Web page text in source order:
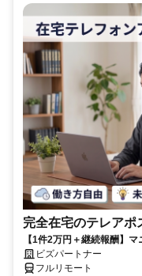
完全在宅のテレアポ
【1件2万円＋継続報酬】
副業スタッフ活躍中／丁寧
ビズパートナー
フルリモート